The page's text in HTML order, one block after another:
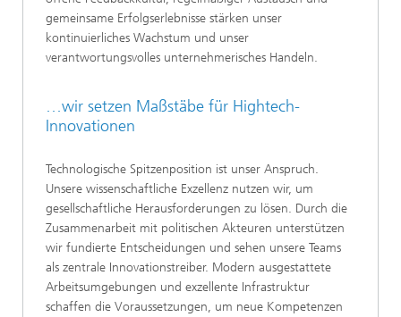
gemeinsame Erfolgserlebnisse stärken unser
kontinuierliches Wachstum und unser
verantwortungsvolles unternehmerisches Handeln.
…wir setzen Maßstäbe für Hightech-
Innovationen
Technologische Spitzenposition ist unser Anspruch.
Unsere wissenschaftliche Exzellenz nutzen wir, um
gesellschaftliche Herausforderungen zu lösen. Durch die
Zusammenarbeit mit politischen Akteuren unterstützen
wir fundierte Entscheidungen und sehen unsere Teams
als zentrale Innovationstreiber. Modern ausgestattete
Arbeitsumgebungen und exzellente Infrastruktur
schaffen die Voraussetzungen, um neue Kompetenzen